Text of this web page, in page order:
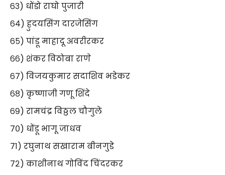
६३) धोंडो राघो पुजारी
६४) ह्रुदयसिंग दारजेसिंग
६५) पांडू माहादू अवरीरकर
६६) शंकर विठोबा राणे
६७) विजयकुमार सदाशिव भडेकर
६८) कृष्णाजी गणू शिंदे
६९) रामचंद्र विठ्ठल चौगुले
७०) धोंडू भागू जाधव
७१) रघुनाथ सखाराम बीनगुडे
७२) काशीनाथ गोविंद चिंदरकर